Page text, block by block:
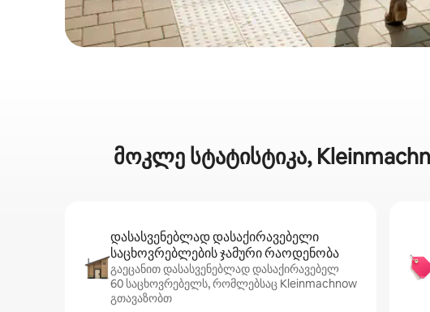
მოკლე სტატისტიკა,
დასასვენებლად დასაქირავებელი
საცხოვრებლების ჯამური რაოდენობა
გაეცანით დასასვენებლად დასაქირავებელ
60 საცხოვრებელს, რომლებსაც Kleinmachnow
გთავაზობთ